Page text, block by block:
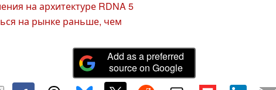
на архитектуре RDNA 5
на рынке раньше, чем
Add as a preferred
source on Google